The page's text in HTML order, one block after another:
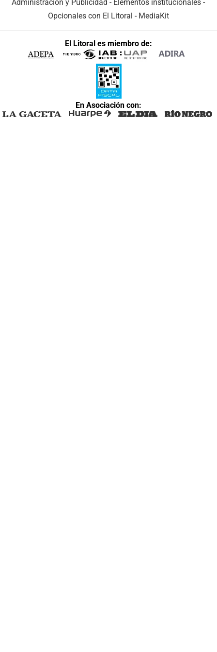
Administración y Publicidad - Elementos institucionales -
Opcionales con El Litoral - MediaKit
El Litoral es miembro de:
En Asociación con: